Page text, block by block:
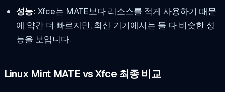
성능: Xfce는 MATE보다 리소스를 적게 사용하기 때문
에 약간 더 빠르지만, 최신 기기에서는 둘 다 비슷한 성
능을 보입니다.
Linux Mint MATE vs Xfce 최종 비교